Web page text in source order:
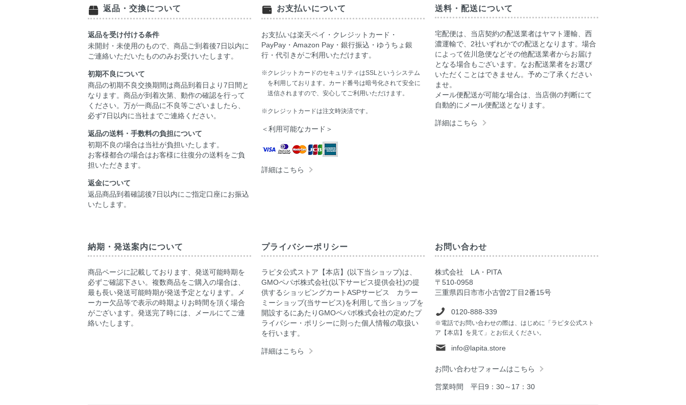
返品・交換について
返品を受け付ける条件
未開封・未使用のもので、商品ご到着後7日以内に
ご連絡いただいたもののみお受けいたします。
初期不良について
商品の初期不良交換期間は商品到着日より7日間と
なります。商品が到着次第、動作の確認を行って
ください。万が一商品に不良等ございましたら、
必ず7日以内に当社までご連絡ください。
返品の送料・手数料の負担について
初期不良の場合は当社が負担いたします。
お客様都合の場合はお客様に往復分の送料をご負
担いただきます。
返金について
返品商品到着確認後7日以内にご指定口座にお振込
いたします。
お支払いについて
お支払いは楽天ペイ・クレジットカード・
PayPay・Amazon Pay・銀行振込・ゆうちょ銀
行・代引きがご利用いただけます。
※クレジットカードのセキュリティはSSLというシステム
を利用しております。カード番号は暗号化されて安全に
送信されますので、安心してご利用いただけます。
※クレジットカードは注文時決済です。
＜利用可能なカード＞
詳細はこちら
送料・配送について
宅配便は、当店契約の配送業者はヤマト運輸、西
濃運輸で、2社いずれかでの配送となります。場合
によって佐川急便などその他配送業者からお届け
となる場合もございます。なお配送業者をお選び
いただくことはできません。予めご了承ください
ませ。
メール便配送が可能な場合は、当店側の判断にて
自動的にメール便配送となります。
詳細はこちら
納期・発送案内について
商品ページに記載しております、発送可能時期を
必ずご確認下さい。複数商品をご購入の場合は、
最も長い発送可能時期が発送予定となります。メ
ーカー欠品等で表示の時期よりお時間を頂く場合
がございます。発送完了時には、メールにてご連
絡いたします。
プライバシーポリシー
ラピタ公式ストア【本店】(以下当ショップ)は、
GMOペパボ株式会社(以下サービス提供会社)の提
供するショッピングカートASPサービス カラー
ミーショップ(当サービス)を利用して当ショップを
開設するにあたりGMOペパボ株式会社の定めたプ
ライバシー・ポリシーに則った個人情報の取扱い
を行います。
詳細はこちら
お問い合わせ
株式会社 LA・PITA
〒510-0958
三重県四日市市小古曽2丁目2番15号
0120-888-339
※電話でお問い合わせの際は、はじめに「ラピタ公式スト
ア【本店】を見て」とお伝えください。
info@lapita.store
お問い合わせフォームはこちら
営業時間 平日9：30～17：30